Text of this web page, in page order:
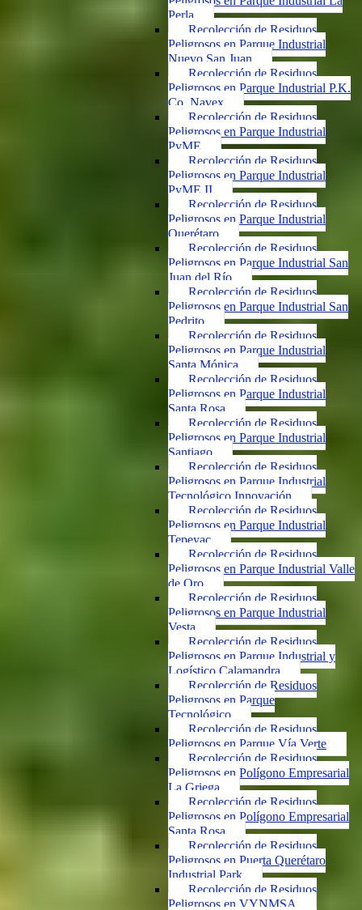
Perla
Recolección de Residuos
Peligrosos en Parque Industrial
Nuevo San Juan
Recolección de Residuos
Peligrosos en Parque Industrial P.K.
Co. Navex
Recolección de Residuos
Peligrosos en Parque Industrial
PyME
Recolección de Residuos
Peligrosos en Parque Industrial
PyME II
Recolección de Residuos
Peligrosos en Parque Industrial
Querétaro
Recolección de Residuos
Peligrosos en Parque Industrial San
Juan del Río
Recolección de Residuos
Peligrosos en Parque Industrial San
Pedrito
Recolección de Residuos
Peligrosos en Parque Industrial
Santa Mónica
Recolección de Residuos
Peligrosos en Parque Industrial
Santa Rosa
Recolección de Residuos
Peligrosos en Parque Industrial
Santiago
Recolección de Residuos
Peligrosos en Parque Industrial
Tecnológico Innovación
Recolección de Residuos
Peligrosos en Parque Industrial
Tepeyac
Recolección de Residuos
Peligrosos en Parque Industrial Valle
de Oro
Recolección de Residuos
Peligrosos en Parque Industrial
Vesta
Recolección de Residuos
Peligrosos en Parque Industrial y
Logístico Calamandra
Recolección de Residuos
Peligrosos en Parque
Tecnológico
Recolección de Residuos
Peligrosos en Parque Vía Verte
Recolección de Residuos
Peligrosos en Polígono Empresarial
La Griega
Recolección de Residuos
Peligrosos en Polígono Empresarial
Santa Rosa
Recolección de Residuos
Peligrosos en Puerta Querétaro
Industrial Park
Recolección de Residuos
Peligrosos en VYNMSA